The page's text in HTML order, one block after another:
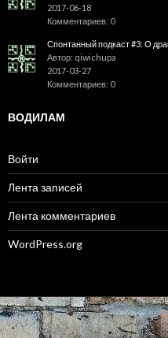
2017-06-18
Комментариев: 0
Спонтанный подкаст #3: О
Автор: qiwichupa
2017-03-27
Комментариев: 0
ВОДИЛАМ
Войти
Лента записей
Лента комментариев
WordPress.org